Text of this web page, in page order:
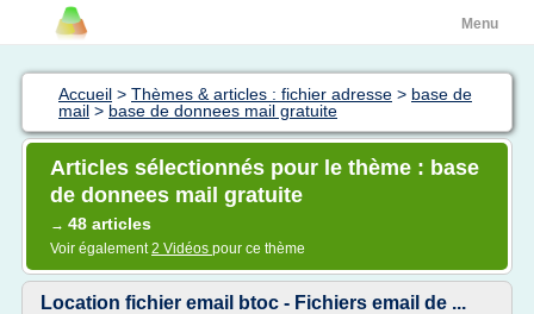
Menu
Accueil > Thèmes & articles : fichier adresse > base de
mail > base de donnees mail gratuite
Articles sélectionnés pour le thème : base
de donnees mail gratuite
→ 48 articles
Voir également2 Vidéos pour ce thème
Location fichier email btoc - Fichiers email de ...